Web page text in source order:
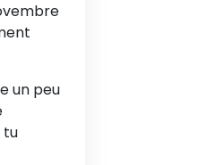
un peu
tu